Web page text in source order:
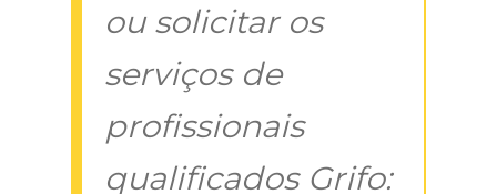
ou solicitar os
serviços de
profissionais
qualificados Grifo: